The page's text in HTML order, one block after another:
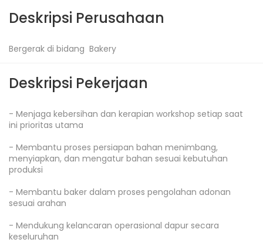
Deskripsi Perusahaan
Bergerak di bidang  Bakery
Deskripsi Pekerjaan
- Menjaga kebersihan dan kerapian workshop setiap saat
ini prioritas utama
- Membantu proses persiapan bahan menimbang,
menyiapkan, dan mengatur bahan sesuai kebutuhan
produksi
- Membantu baker dalam proses pengolahan adonan
sesuai arahan
- Mendukung kelancaran operasional dapur secara
keseluruhan